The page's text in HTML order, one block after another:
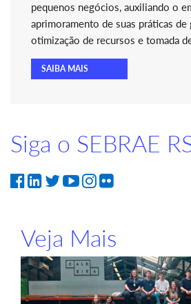
pequenos negócios, auxiliando o
aprimoramento de suas práticas de
otimização de recursos e tomada
SAIBA MAIS
Siga o SEBRAE
Veja Mais